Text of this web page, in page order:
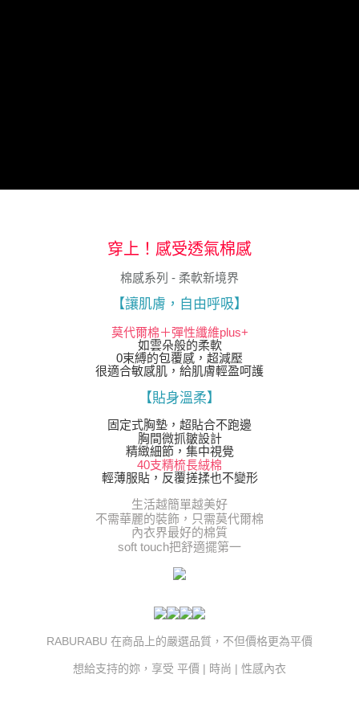
穿上！感受透氣棉感
棉感系列 - 柔軟新境界
【讓肌膚，自由呼吸】
莫代爾棉＋彈性纖維plus+
如雲朵般的柔軟
0束縛的包覆感，超減壓
很適合敏感肌，給肌膚輕盈呵護
【貼身溫柔】
固定式胸墊，超貼合不跑邊
胸間微抓皺設計
精緻細節，集中視覺
40支精梳長絨棉
輕薄服貼，反覆搓揉也不變形
生活越簡單越美好
不需華麗的裝飾，只需莫代爾棉
內衣界最好的棉質
soft touch把舒適擺第一
RABURABU 在商品上的嚴選品質，不但價格更為平價
想給支持的妳，享受 平價 | 時尚 | 性感內衣